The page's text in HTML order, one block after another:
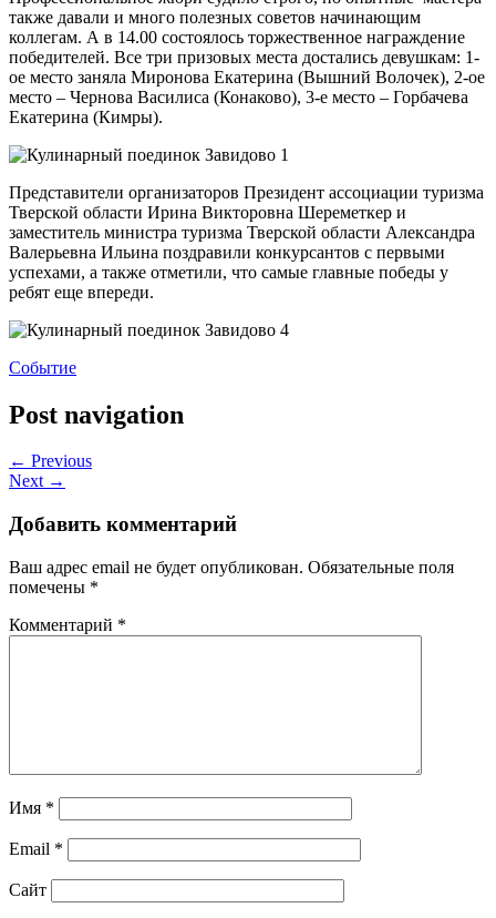
также давали и много полезных советов начинающим
коллегам. А в 14.00 состоялось торжественное награждение
победителей. Все три призовых места достались девушкам: 1-
ое место заняла Миронова Екатерина (Вышний Волочек), 2-ое
место – Чернова Василиса (Конаково), 3-е место – Горбачева
Екатерина (Кимры).
Представители организаторов Президент ассоциации туризма
Тверской области Ирина Викторовна Шереметкер и
заместитель министра туризма Тверской области Александра
Валерьевна Ильина поздравили конкурсантов с первыми
успехами, а также отметили, что самые главные победы у
ребят еще впереди.
Событие
Post navigation
← Previous
Next →
Добавить комментарий
Ваш адрес email не будет опубликован. Обязательные поля
помечены *
Комментарий *
Имя *
Email *
Сайт